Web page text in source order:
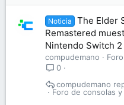
Noticia
The Elder
Remastered
Nintendo Switch 2
compudemano
0
Foro de consolas
compudemano